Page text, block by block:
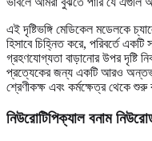
এই দৃষ্টিভঙ্গি মেডিকেল মডেলকে
হিসাবে চিহ্নিত করে, পরিবর্তে
গ্রহণযোগ্যতা বাড়ানোর উপর দৃষ্টি
প্রত্যেকের জন্য একটি আরও
শ্রেণীকক্ষ এবং কর্মক্ষেত্র থেকে
নিউরোটিপিক্যাল বনাম